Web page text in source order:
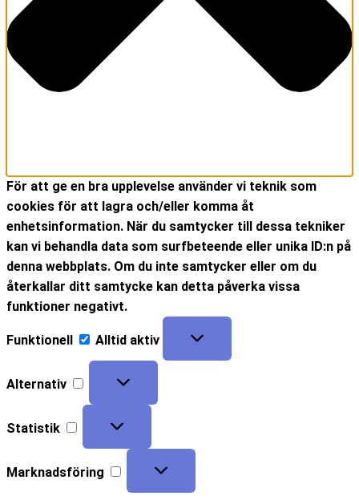
För att ge en bra upplevelse använder vi teknik som
cookies för att lagra och/eller komma åt
enhetsinformation. När du samtycker till dessa tekniker
kan vi behandla data som surfbeteende eller unika ID:n på
denna webbplats. Om du inte samtycker eller om du
återkallar ditt samtycke kan detta påverka vissa
funktioner negativt.
Funktionell Alltid aktiv
Alternativ
Statistik
Marknadsföring